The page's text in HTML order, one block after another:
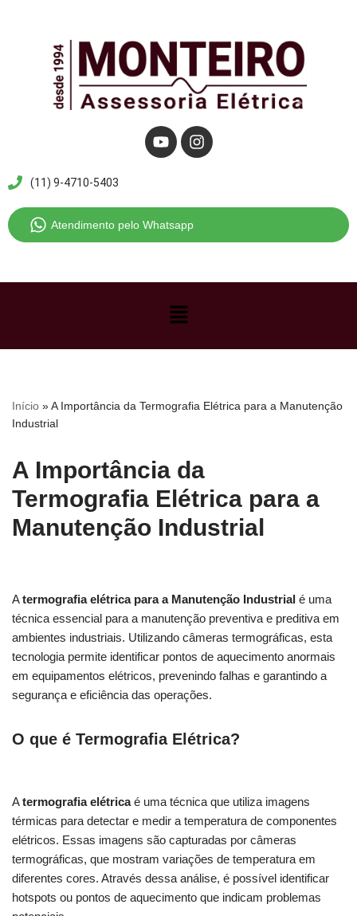
conteúdo
(11) 9-4710-5403
Atendimento pelo Whatsapp
Início »A Importância da Termografia Elétrica para a Manutenção
Industrial
A Importância da
Termografia Elétrica para a
Manutenção Industrial
Atermografia elétrica para a Manutenção Industrial é uma
técnica essencial para a manutenção preventiva e preditiva em
ambientes industriais. Utilizando câmeras termográficas, esta
tecnologia permite identificar pontos de aquecimento anormais
em equipamentos elétricos, prevenindo falhas e garantindo a
segurança e eficiência das operações.
O que é Termografia Elétrica?
Atermografia elétricaé uma técnica que utiliza imagens
térmicas para detectar e medir a temperatura de componentes
elétricos. Essas imagens são capturadas por câmeras
termográficas, que mostram variações de temperatura em
diferentes cores. Através dessa análise, é possível identificar
hotspots ou pontos de aquecimento que indicam problemas